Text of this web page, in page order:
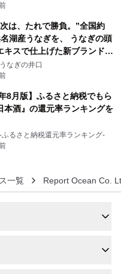
は、たれで勝負。”全国約
湖産うなぎを、 うなぎの頭
キスで仕上げた新ブランド
誉」誕生
なぎの井口
8月版】ふるさと納税でもら
本酒』の還元率ランキングを
ふるさと納税還元率ランキング-
一覧 Report Ocean Co.